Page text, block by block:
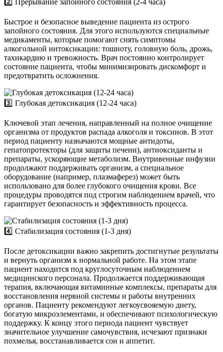
2️⃣ Прерывание запойного состояния (2-4 часа)
Быстрое и безопасное выведение пациента из острого
запойного состояния. Для этого используются специальные
медикаменты, которые помогают снять симптомы
алкогольной интоксикации: тошноту, головную боль, дрожь,
тахикардию и тревожность. Врач постоянно контролирует
состояние пациента, чтобы минимизировать дискомфорт и
предотвратить осложнения.
3️⃣ Глубокая детоксикация (12-24 часа)
Ключевой этап лечения, направленный на полное очищение
организма от продуктов распада алкоголя и токсинов. В этот
период пациенту назначаются мощные антидоты,
гепатопротекторы (для защиты печени), антиоксиданты и
препараты, ускоряющие метаболизм. Внутривенные инфузии
продолжают поддерживать организм, а специальное
оборудование (например, плазмаферез) может быть
использовано для более глубокого очищения крови. Все
процедуры проводятся под строгим наблюдением врачей, что
гарантирует безопасность и эффективность процесса.
4️⃣ Стабилизация состояния (1-3 дня)
После детоксикации важно закрепить достигнутые результаты
и вернуть организм к нормальной работе. На этом этапе
пациент находится под круглосуточным наблюдением
медицинского персонала. Продолжается поддерживающая
терапия, включающая витаминные комплексы, препараты для
восстановления нервной системы и работы внутренних
органов. Пациенту рекомендуют легкоусвояемую диету,
богатую микроэлементами, и обеспечивают психологическую
поддержку. К концу этого периода пациент чувствует
значительное улучшение самочувствия, исчезают признаки
похмелья, восстанавливается сон и аппетит.